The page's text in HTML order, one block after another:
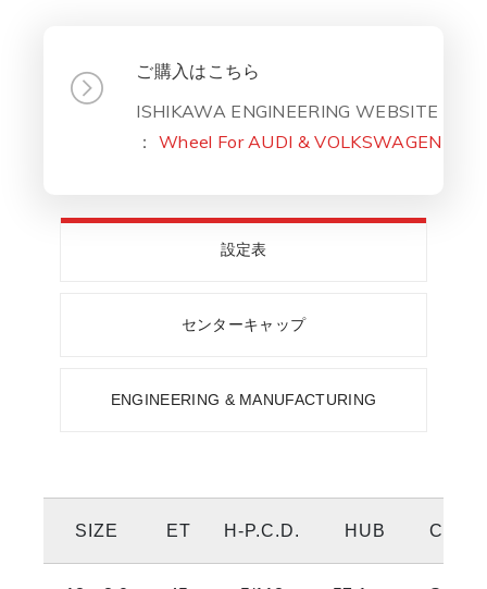
ご購入はこちら
ISHIKAWA ENGINEERING WEBSITE
： Wheel For AUDI & VOLKSWAGEN
設定表
センターキャップ
ENGINEERING & MANUFACTURING
SIZE ET H-P.C.D. HUB